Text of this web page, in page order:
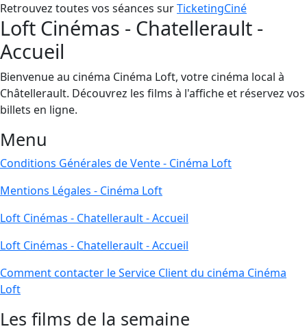
Retrouvez toutes vos séances surTicketingCiné
Loft Cinémas - Chatellerault -
Accueil
Bienvenue au cinéma Cinéma Loft, votre cinéma local à
Châtellerault. Découvrez les films à l'affiche et réservez vos
billets en ligne.
Menu
Conditions Générales de Vente - Cinéma Loft
Mentions Légales - Cinéma Loft
Loft Cinémas - Chatellerault - Accueil
Loft Cinémas - Chatellerault - Accueil
Comment contacter le Service Client du cinéma Cinéma
Loft
Les films de la semaine